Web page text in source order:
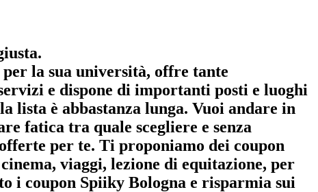
la sua università, offre tante
e dispone di importanti posti e luoghi
lista è abbastanza lunga. Vuoi andare in
fatica tra quale scegliere e senza
per te. Ti proponiamo dei coupon
viaggi, lezione di equitazione, per
i coupon Spiiky Bologna e risparmia sui